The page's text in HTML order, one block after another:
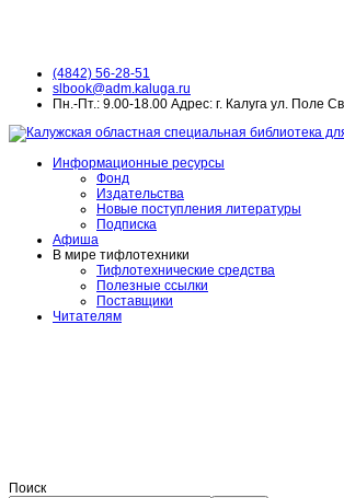
(4842) 56-28-51
slbook@adm.kaluga.ru
Пн.-Пт.: 9.00-18.00 Адрес: г. Калуга ул. Поле
Информационные ресурсы
Фонд
Издательства
Новые поступления литературы
Подписка
Афиша
В мире тифлотехники
Тифлотехнические средства
Полезные ссылки
Поставщики
Читателям
Поиск